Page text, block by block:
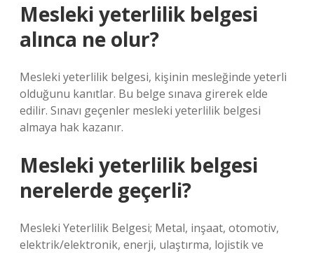
Mesleki yeterlilik belgesi
alınca ne olur?
Mesleki yeterlilik belgesi, kişinin mesleğinde yeterli
olduğunu kanıtlar. Bu belge sınava girerek elde
edilir. Sınavı geçenler mesleki yeterlilik belgesi
almaya hak kazanır.
Mesleki yeterlilik belgesi
nerelerde geçerli?
Mesleki Yeterlilik Belgesi; Metal, inşaat, otomotiv,
elektrik/elektronik, enerji, ulaştırma, lojistik ve